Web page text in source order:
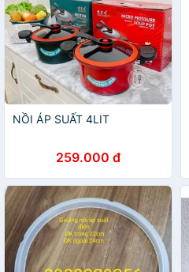
NỒI ÁP SUẤT 4LIT
259.000 đ